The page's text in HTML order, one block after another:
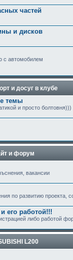
частей
и дисков
с автомобилем
и досуг в клубе
темы
и просто болтовня)))
и форум
вакансии
по развитию проекта,
его работой!!!
либо работой
L200